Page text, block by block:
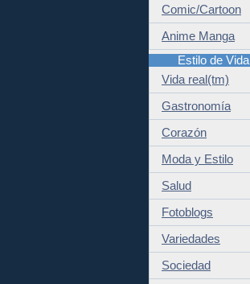
Comic/Cartoon
Anime Manga
Estilo de Vida
Vida real(tm)
Gastronomía
Corazón
Moda y Estilo
Salud
Fotoblogs
Variedades
Sociedad